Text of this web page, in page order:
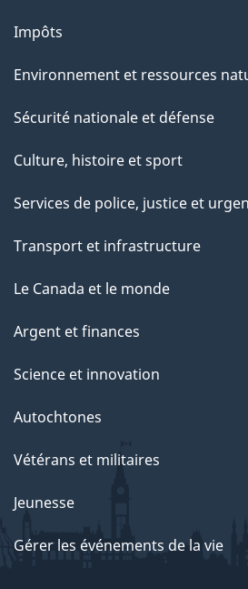
Impôts
Environnement et ressources
Sécurité nationale et défense
Culture, histoire et sport
Services de police, justice et
Transport et infrastructure
Le Canada et le monde
Argent et finances
Science et innovation
Autochtones
Vétérans et militaires
Jeunesse
Gérer les événements de la vie